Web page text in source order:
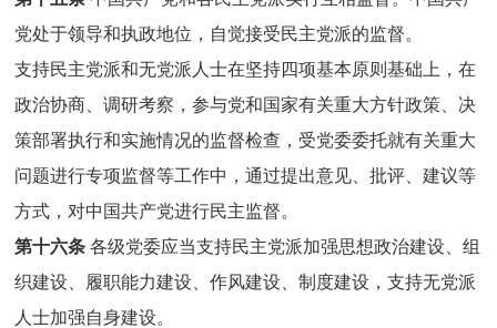
党处于领导和执政地位，自觉接受民主党派的监督。
支持民主党派和无党派人士在坚持四项基本原则基础上，在
政治协商、调研考察，参与党和国家有关重大方针政策、决
策部署执行和实施情况的监督检查，受党委委托就有关重大
问题进行专项监督等工作中，通过提出意见、批评、建议等
方式，对中国共产党进行民主监督。
第十六条 各级党委应当支持民主党派加强思想政治建设、组
织建设、履职能力建设、作风建设、制度建设，支持无党派
人士加强自身建设。